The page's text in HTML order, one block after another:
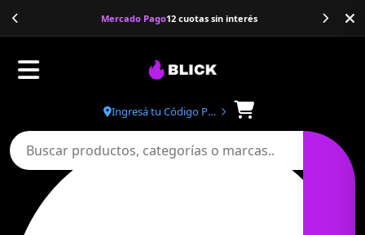
Banco Galicia20% de descuento
Buscar productos
Ingresá tu Código Postal